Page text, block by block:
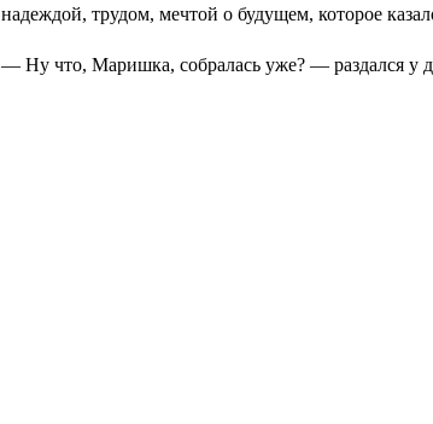
надеждой, трудом, мечтой о будущем, которое
— Ну что, Маришка, собралась уже? — раздался у